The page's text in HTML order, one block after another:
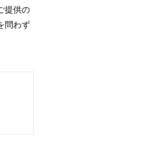
提供の
問わず